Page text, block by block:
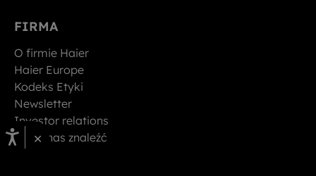
FIRMA
O firmie Haier
Haier Europe
Kodeks Etyki
Newsletter
Investor relations
Gdzie nas znaleźć
×